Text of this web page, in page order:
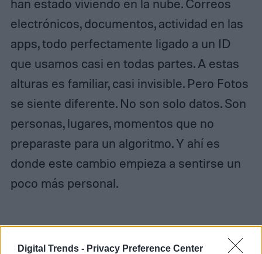
Digital Trends - Privacy Preference Center
han estado viviendo en la nube. Correos
electrónicos, documentos, actividad en las
apps, todo perfectamente ligado a un ID
que usamos casi en todas partes. A estas
alturas es familiar, casi invisible. Pero Fotos
se siente diferente. No son solo datos. Son
personas, lugares, momentos que no
preparaste para un algoritmo. Y ahí es
donde este cambio empieza a sentirse un
poco más personal.